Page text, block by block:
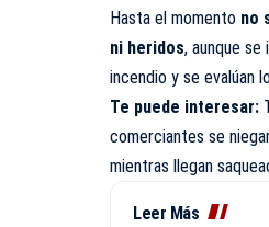
Hasta el momento no
ni heridos, aunque se
incendio y se evalúan
Te puede interesar:
comerciantes se
mientras llegan
Leer Más